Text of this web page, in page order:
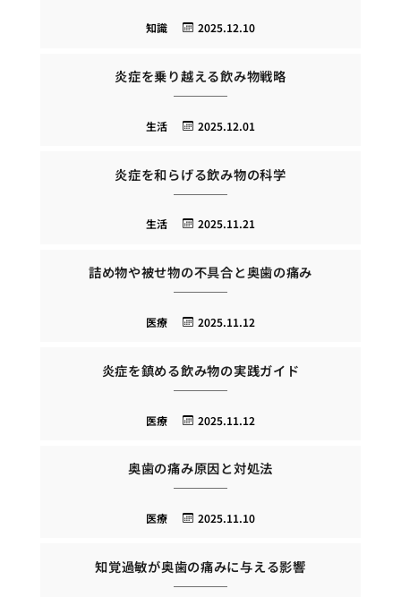
2025.12.10
知識
炎症を乗り越える飲み物戦略
2025.12.01
生活
炎症を和らげる飲み物の科学
2025.11.21
生活
詰め物や被せ物の不具合と奥歯の痛み
2025.11.12
医療
炎症を鎮める飲み物の実践ガイド
2025.11.12
医療
奥歯の痛み原因と対処法
2025.11.10
医療
知覚過敏が奥歯の痛みに与える影響